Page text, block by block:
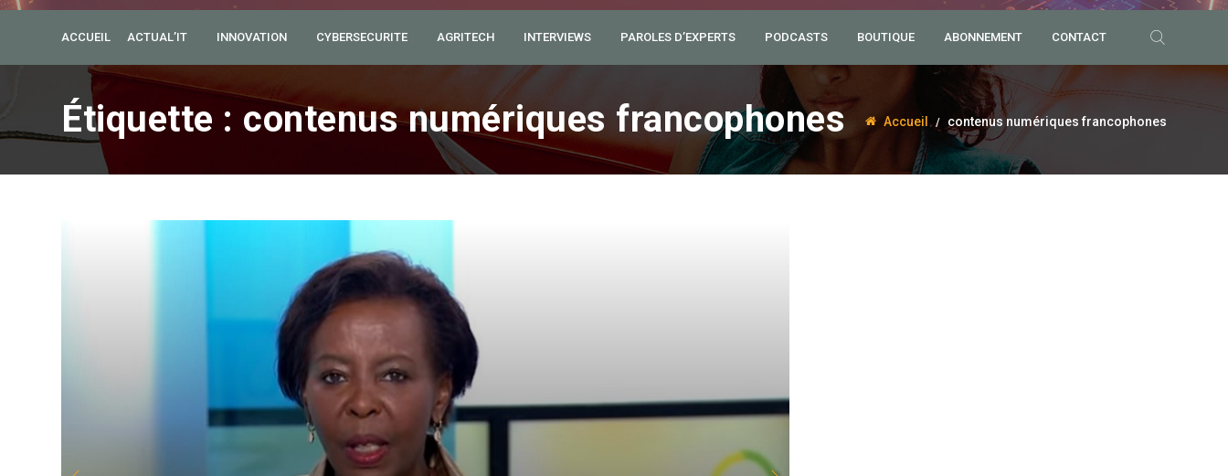
ACCUEIL ACTUAL’IT INNOVATION CYBERSECURITE AGRITECH INTERVIEWS PAROLES D’EXPERTS PODCASTS BOUTIQUE ABONNEMENT CONTACT
Étiquette : contenus numériques francophones Accueil contenus numériques francophones